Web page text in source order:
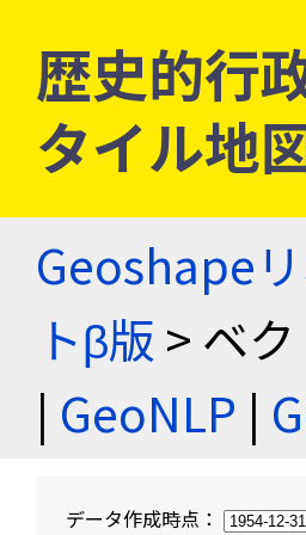
歴史的行
タイル地
Geoshape
トβ版 > ベ
| GeoNLP |
データ作成時点：